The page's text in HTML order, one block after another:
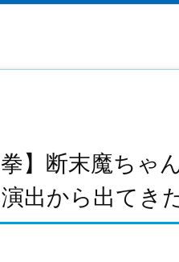
】断末魔ちゃ
出から出てき